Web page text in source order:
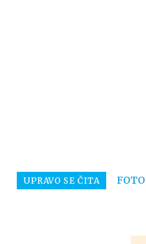
UPRAVO SE ČITA